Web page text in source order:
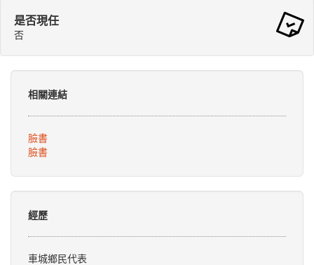
是否現任
否
相關連結
臉書
臉書
經歷
車城鄉民代表